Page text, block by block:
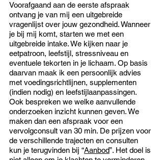
Voorafgaand aan de eerste afspraak
ontvang je van mij een uitgebreide
vragenlijst over jouw gezondheid. Wanneer
je bij mij komt, starten we met een
uitgebreide intake. We kijken naar je
eetpatroon, leefstijl, stressniveau en
eventuele tekorten in je lichaam. Op basis
daarvan maak ik een persoonlijk advies
met voedingsrichtlijnen, supplementen
(indien nodig) en leefstijlaanpassingen.
Ook bespreken we welke aanvullende
onderzoeken inzicht kunnen geven. We
maken dan een afspraak voor een
vervolgconsult van 30 min. De prijzen voor
de verschillende trajecten en consulten
kun je terugvinden bij “Aanbod”. Het doel is